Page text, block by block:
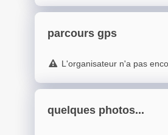
parcours gps
L'organisateur n'a pas
quelques photos...